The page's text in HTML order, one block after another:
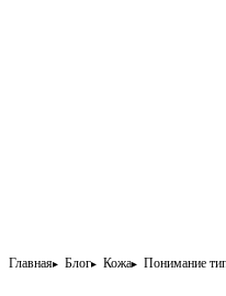
Главная Блог Кожа Понимание